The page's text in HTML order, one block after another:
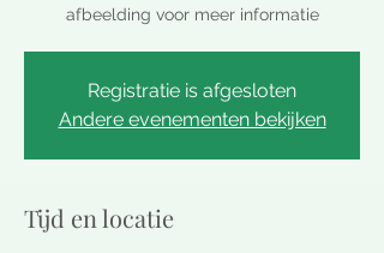
afbeelding voor meer informatie
Registratie is afgesloten
Andere evenementen bekijken
Tijd en locatie